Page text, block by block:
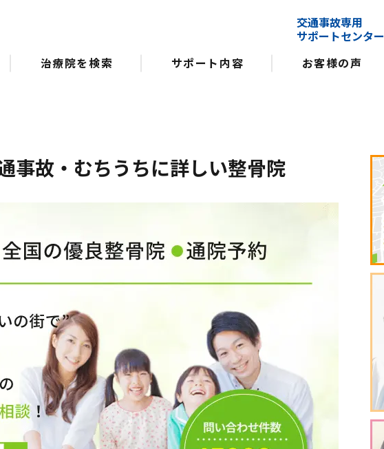
交通事故専用
サポートセンター
治療院を検索 サポート内容 お客様の声
事故・むちうちに詳しい整骨院